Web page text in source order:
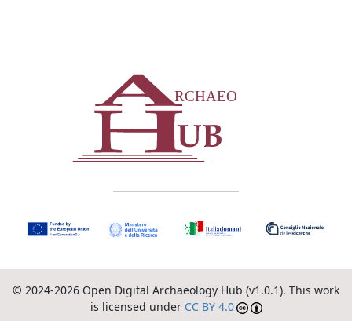
© 2024-2026 Open Digital Archaeology Hub (v1.0.1). This work
is licensed under CC BY 4.0